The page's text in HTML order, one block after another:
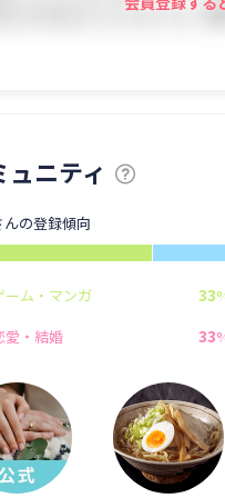
ュニティ
の登録傾向
ーム・マンガ 33
愛・結婚
33